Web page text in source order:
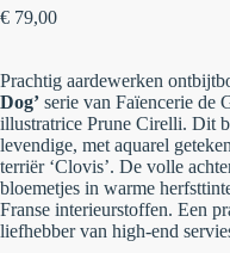
€ 79,00
Prachtig aardewerken
Dog’ serie van Faïencerie de
illustratrice Prune Cirelli. Dit
levendige, met aquarel
terriër ‘Clovis’. De volle
bloemetjes in warme
Franse interieurstoffen. Een
liefhebber van high-end